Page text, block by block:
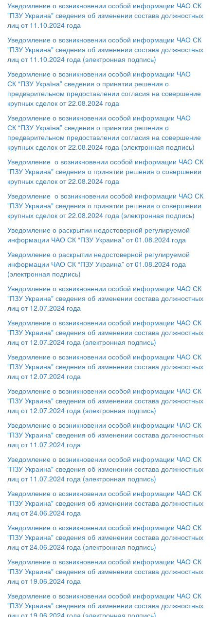
Уведомление о возникновении особой информации ЧАО СК
"ПЗУ Украина" сведения об изменении состава должностных
лиц от 11.10.2024 года
Уведомление о возникновении особой информации ЧАО СК
"ПЗУ Украина" сведения об изменении состава должностных
лиц от 11.10.2024 года (электронная подпись)
Уведомление о возникновении особой информации ЧАО
СК “ПЗУ Україна” сведения о принятии решения о
предварительном предоставлении согласия на совершение
крупных сделок от 22.08.2024 года
Уведомление о возникновении особой информации ЧАО
СК “ПЗУ Україна” сведения о принятии решения о
предварительном предоставлении согласия на совершение
крупных сделок от 22.08.2024 года (электронная подпись)
Уведомление о возникновении особой информации ЧАО СК
"ПЗУ Украина" сведения о принятии решения о совершении
крупных сделок от 22.08.2024 года
Уведомление о возникновении особой информации ЧАО СК
"ПЗУ Украина" сведения о принятии решения о совершении
крупных сделок от 22.08.2024 года (электронная подпись)
Уведомление о раскрытии недостоверной регулируемой
информации ЧАО СК “ПЗУ Украина” от 01.08.2024 года
Уведомление о раскрытии недостоверной регулируемой
информации ЧАО СК “ПЗУ Украина” от 01.08.2024 года
(электронная подпись)
Уведомление о возникновении особой информации ЧАО СК
"ПЗУ Украина" сведения об изменении состава должностных
лиц от 12.07.2024 года
Уведомление о возникновении особой информации ЧАО СК
"ПЗУ Украина" сведения об изменении состава должностных
лиц от 12.07.2024 года (электронная подпись)
Уведомление о возникновении особой информации ЧАО СК
"ПЗУ Украина" сведения об изменении состава должностных
лиц от 12.07.2024 года
Уведомление о возникновении особой информации ЧАО СК
"ПЗУ Украина" сведения об изменении состава должностных
лиц от 12.07.2024 года (электронная подпись)
Уведомление о возникновении особой информации ЧАО СК
"ПЗУ Украина" сведения об изменении состава должностных
лиц от 11.07.2024 года
Уведомление о возникновении особой информации ЧАО СК
"ПЗУ Украина" сведения об изменении состава должностных
лиц от 11.07.2024 года (электронная подпись)
Уведомление о возникновении особой информации ЧАО СК
"ПЗУ Украина" сведения об изменении состава должностных
лиц от 24.06.2024 года
Уведомление о возникновении особой информации ЧАО СК
"ПЗУ Украина" сведения об изменении состава должностных
лиц от 24.06.2024 года (электронная подпись)
Уведомление о возникновении особой информации ЧАО СК
"ПЗУ Украина" сведения об изменении состава должностных
лиц от 19.06.2024 года
Уведомление о возникновении особой информации ЧАО СК
"ПЗУ Украина" сведения об изменении состава должностных